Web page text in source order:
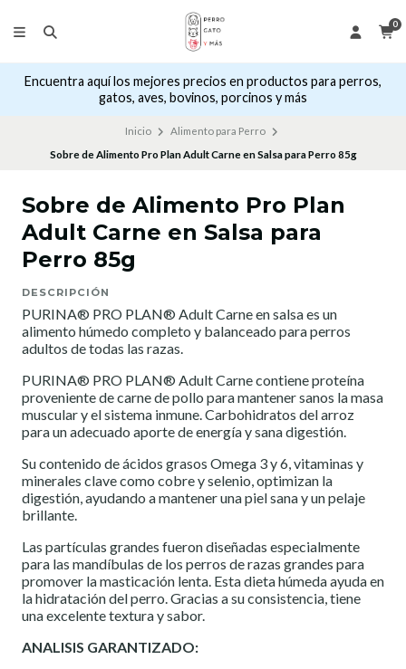
0
Encuentra aquí los mejores precios en productos para perros,
gatos, aves, bovinos, porcinos y más
Inicio
Alimento para Perro
Sobre de Alimento Pro Plan Adult Carne en Salsa para Perro 85g
Sobre de Alimento Pro Plan
Adult Carne en Salsa para
Perro 85g
DESCRIPCIÓN
PURINA® PRO PLAN® Adult Carne en salsa es un
alimento húmedo completo y balanceado para perros
adultos de todas las razas.
PURINA® PRO PLAN® Adult Carne contiene proteína
proveniente de carne de pollo para mantener sanos la masa
muscular y el sistema inmune. Carbohidratos del arroz
para un adecuado aporte de energía y sana digestión.
Su contenido de ácidos grasos Omega 3 y 6, vitaminas y
minerales clave como cobre y selenio, optimizan la
digestión, ayudando a mantener una piel sana y un pelaje
brillante.
Las partículas grandes fueron diseñadas especialmente
para las mandíbulas de los perros de razas grandes para
promover la masticación lenta. Esta dieta húmeda ayuda en
la hidratación del perro. Gracias a su consistencia, tiene
una excelente textura y sabor.
ANALISIS GARANTIZADO: